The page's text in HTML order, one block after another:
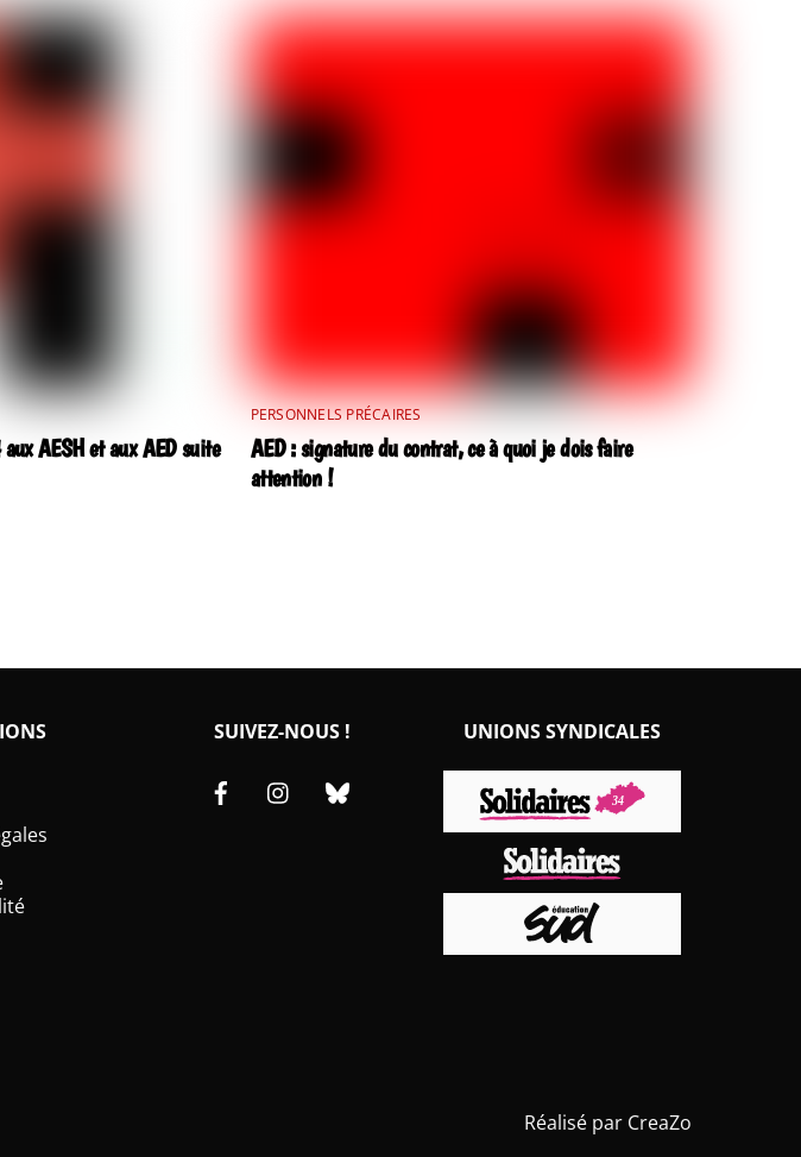
AESH et aux AED suite
PERSONNELS PRÉCAIRES
AED : signature du contrat, ce à quoi je dois faire
attention !
SUIVEZ-NOUS !
FacebookInstagram
UNIONS SYNDICALES
Réalisé par CreaZo